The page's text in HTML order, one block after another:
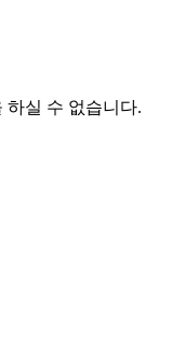
하실 수 없습니다.